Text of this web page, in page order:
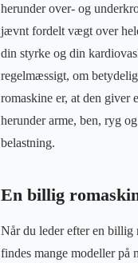
herunder over- og
jævnt fordelt vægt over
din styrke og din
regelmæssigt, om
romaskine er, at den giver
herunder arme, ben, ryg
belastning.
En billig
Når du leder efter en billig
findes mange modeller på